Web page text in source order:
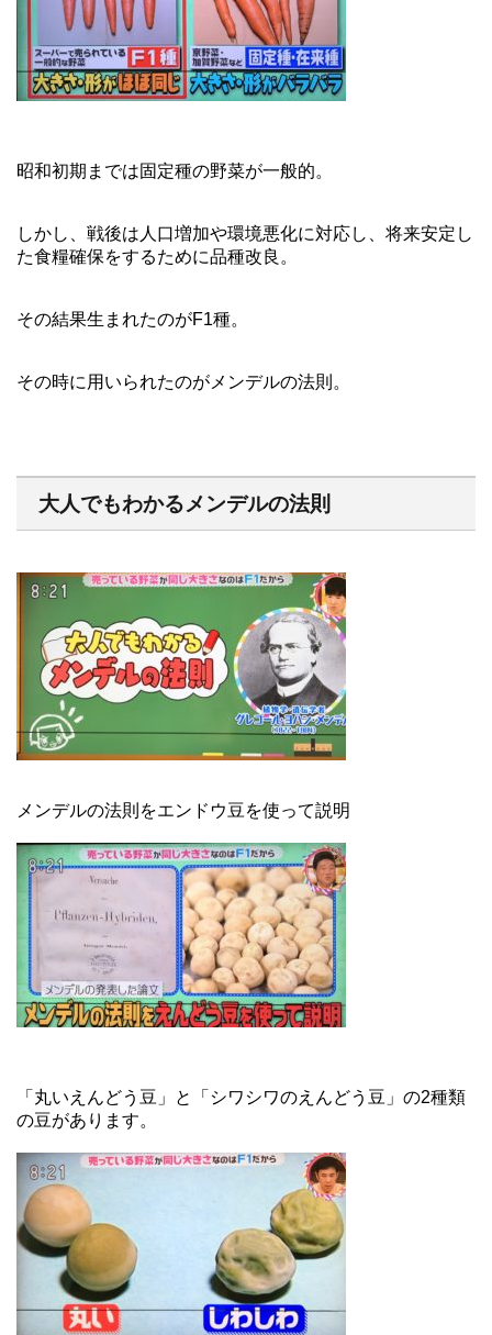
昭和初期までは固定種の野菜が一般的。
しかし、戦後は人口増加や環境悪化に対応し、将来安定し
た食糧確保をするために品種改良。
その結果生まれたのがF1種。
その時に用いられたのがメンデルの法則。
大人でもわかるメンデルの法則
メンデルの法則をエンドウ豆を使って説明
「丸いえんどう豆」と「シワシワのえんどう豆」の2種類
の豆があります。